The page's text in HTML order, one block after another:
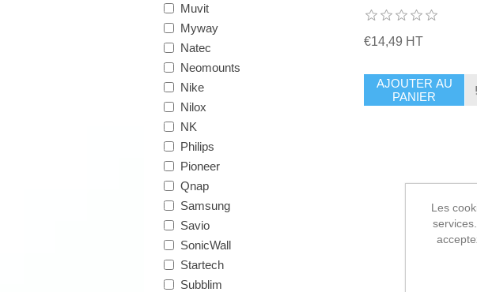
Muvit
Myway
Natec
Neomounts
Nike
Nilox
NK
Philips
Pioneer
Qnap
Samsung
Savio
SonicWall
Startech
Subblim
€14,49 HT
AJOUTER AU
PANIER
Les